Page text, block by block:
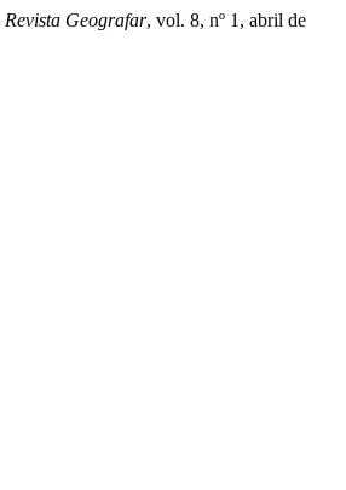
Revista Geografar, vol. 8, nº 1, abril de